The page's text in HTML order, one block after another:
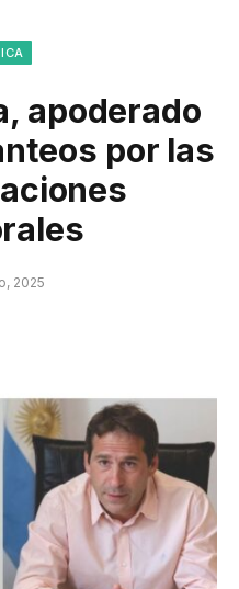
apoderado
por las
2025